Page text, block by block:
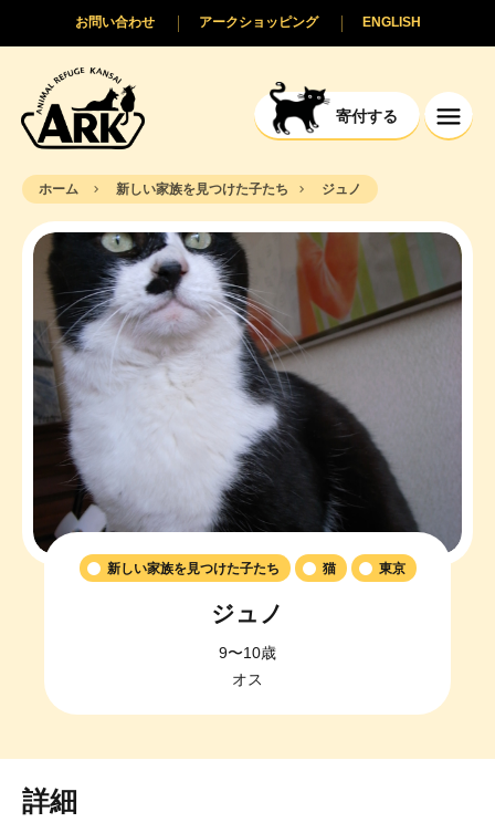
寄付する
ENGLISH
アークショッピング
お問い合わせ
ホーム 新しい家族を見つけた子たち ジュノ
新しい家族を見つけた子たち 猫 東京
ジュノ
9〜10歳
オス
詳細